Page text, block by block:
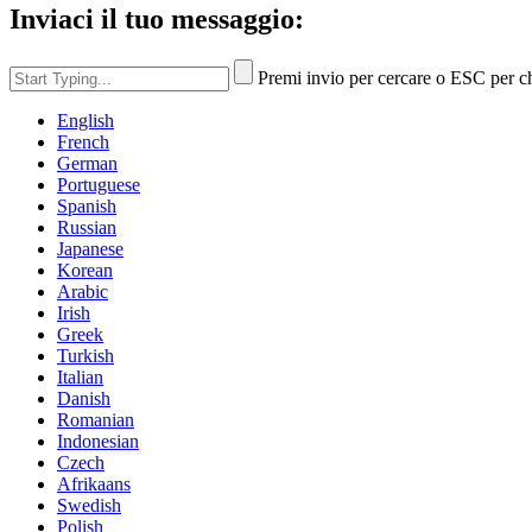
Inviaci il tuo messaggio:
Premi invio per cercare o ESC per
English
French
German
Portuguese
Spanish
Russian
Japanese
Korean
Arabic
Irish
Greek
Turkish
Italian
Danish
Romanian
Indonesian
Czech
Afrikaans
Swedish
Polish